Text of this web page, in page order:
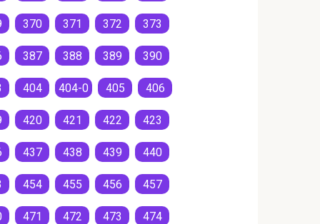
370 371 372 373
387 388 389 390
404 404-0 405 406
420 421 422 423
437 438 439 440
454 455 456 457
471 472 473 474